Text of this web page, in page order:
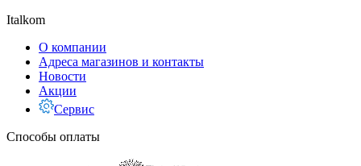
Italkom
О компании
Адреса магазинов и контакты
Новости
Акции
Сервис
Способы оплаты